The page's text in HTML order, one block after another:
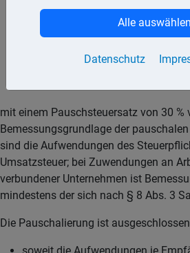
betrieblich veranlassten
zur ohnehin vereinbarten Leistung
erbracht werden, und
Geschenke im Sinne des § 4 Abs.
mit einem Pauschsteuersatz von 30 %
Bemessungsgrundlage der
sind die Aufwendungen des
Umsatzsteuer; bei Zuwendungen an
verbundener Unternehmen ist
mindestens der sich nach § 8 Abs. 3
Die Pauschalierung ist
Datenschutz
Alle auswählen